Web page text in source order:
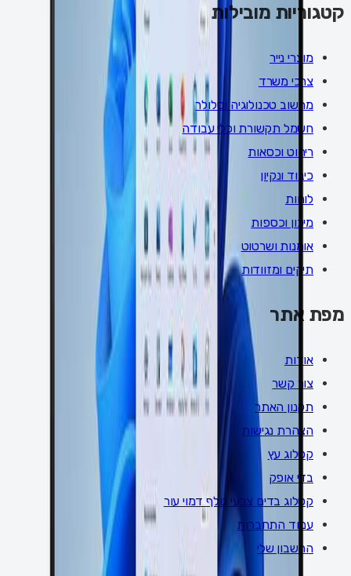
קטגוריות מובילות
מוצרי נייר
צרכי משרד
מחשוב טכנולוגיה וסלולר
חשמל תקשורת וכלי עבודה
ריהוט וכסאות
כיבוד ונקיון
לוחות
מיכון וכספות
אומנות ושרטוט
תיקים ומזוודות
מפת אתר
אודות
צור קשר
תקנון האתר
הצהרת נגישות
קטלוג עץ
בדי אופק
קטלוג בדים צבעי גולף דמוי עור
עמוד התחברות
החשבון שלי